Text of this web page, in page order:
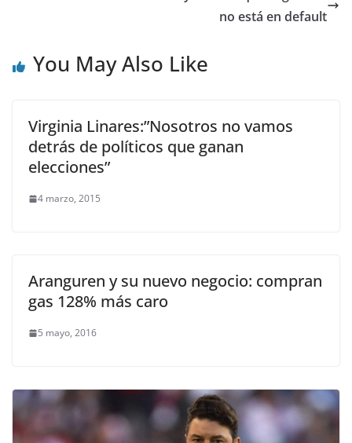
no está en default
You May Also Like
Virginia Linares:”Nosotros no vamos
detrás de políticos que ganan
elecciones”
4 marzo, 2015
Aranguren y su nuevo negocio: compran
gas 128% más caro
5 mayo, 2016